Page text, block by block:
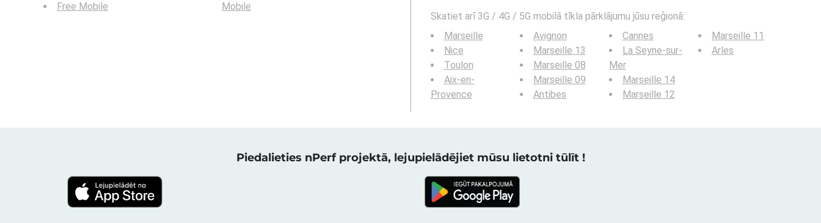
Free Mobile
Mobile
Skatiet arī 3G / 4G / 5G mobilā tīkla pārklājumu jūsu reģionā:
Marseille
Nice
Toulon
Aix-en-
Provence
Avignon
Marseille 13
Marseille 08
Marseille 09
Antibes
Cannes
La Seyne-sur-
Mer
Marseille 14
Marseille 12
Marseille 11
Arles
Piedalieties nPerf projektā, lejupielādējiet mūsu lietotni tūlīt !